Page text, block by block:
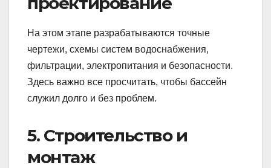
На этом этапе разрабатываются точные
чертежи, схемы систем водоснабжения,
фильтрации, электропитания и безопасности.
Здесь важно все просчитать, чтобы бассейн
служил долго и без проблем.
5. Строительство и
монтаж